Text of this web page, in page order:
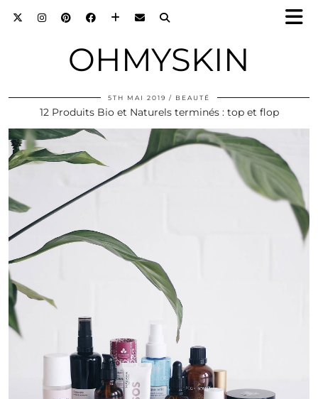
OHMYSKIN
5TH MAI 2019 BEAUTÉ
12 Produits Bio et Naturels terminés : top et flop